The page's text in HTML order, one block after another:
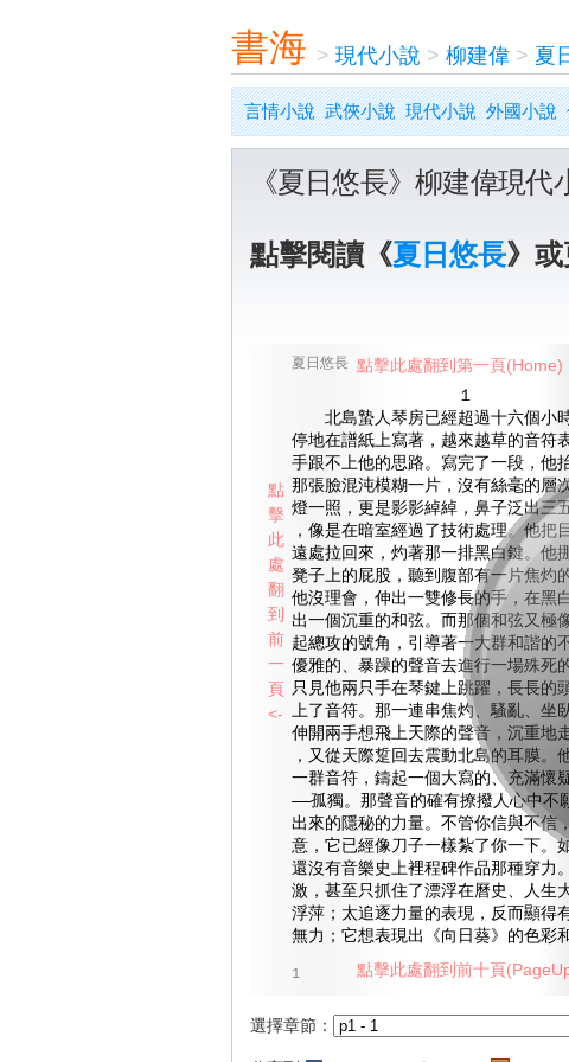
書海 > 現代小說 > 柳建偉> 夏
言情小說 武俠小說 現代小說 外國小說
《夏日悠長》柳建偉現
點擊閱讀《夏日悠長》或
夏日悠長
１
北島蟄人琴房已經超過十六個小
停地在譜紙上寫著，越來越草的音符
手跟不上他的思路。寫完了一段，他
那張臉混沌模糊一片，沒有絲毫的層
燈一照，更是影影綽綽，鼻子泛出三
，像是在暗室經過了技術處理。他把
遠處拉回來，灼著那一排黑白鍵。他
凳子上的屁股，聽到腹部有一片焦灼
他沒理會，伸出一雙修長的手，在黑
出一個沉重的和弦。而那個和弦又極
起總攻的號角，引導著一大群和諧的
優雅的、暴躁的聲音去進行一場殊死的
只見他兩只手在琴鍵上跳躍，長長的
上了音符。那一連串焦灼、騷亂、坐臥
伸開兩手想飛上天際的聲音，沉重地
，又從天際踅回去震動北島的耳膜。
一群音符，鑄起一個大寫的、充滿懷
——孤獨。那聲音的確有撩撥人心中不
出來的隱秘的力量。不管你信與不信
意，它已經像刀子一樣紮了你一下。
還沒有音樂史上裡程碑作品那種穿力
激，甚至只抓住了漂浮在曆史、人生
浮萍；太追逐力量的表現，反而顯得
無力；它想表現出《向日葵》的色彩
1
選擇章節：
點擊此處翻到第一頁(Home)
點擊此處翻到前十頁
點
擊
此
處
翻
到
前
一
頁
<-